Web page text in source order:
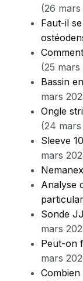
(26 mars
Faut-il
(25 mars
Bassin
mars
Ongle
(24 mars
Sleeve
mars
Analyse
Sonde
mars
Peut-on
mars